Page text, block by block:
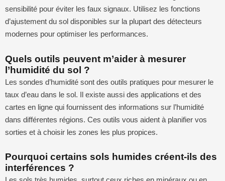
sensibilité pour éviter les faux signaux. Utilisez les fonctions
d’ajustement du sol disponibles sur la plupart des détecteurs
modernes pour optimiser les performances.
Quels outils peuvent m’aider à mesurer
l’humidité du sol ?
Les sondes d’humidité sont des outils pratiques pour mesurer le
taux d’eau dans le sol. Il existe aussi des applications et des
cartes en ligne qui fournissent des informations sur l’humidité
dans différentes régions. Ces outils vous aident à planifier vos
sorties et à choisir les zones les plus propices.
Pourquoi certains sols humides créent-ils des
interférences ?